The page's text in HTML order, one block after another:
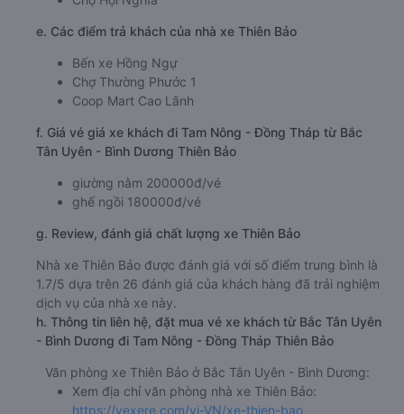
e. Các điểm trả khách của nhà xe Thiên Bảo
Bến xe Hồng Ngự
Chợ Thường Phước 1
Coop Mart Cao Lãnh
f. Giá vé giá xe khách đi Tam Nông - Đồng Tháp từ Bắc
Tân Uyên - Bình Dương Thiên Bảo
giường nằm 200000đ/vé
ghế ngồi 180000đ/vé
g. Review, đánh giá chất lượng xe Thiên Bảo
Nhà xe Thiên Bảo được đánh giá với số điểm trung bình là
1.7/5 dựa trên 26 đánh giá của khách hàng đã trải nghiệm
dịch vụ của nhà xe này.
h. Thông tin liên hệ, đặt mua vé xe khách từ Bắc Tân Uyên
- Bình Dương đi Tam Nông - Đồng Tháp Thiên Bảo
Văn phòng xe Thiên Bảo ở Bắc Tân Uyên - Bình Dương:
Xem địa chỉ văn phòng nhà xe Thiên Bảo:
https://vexere.com/vi-VN/xe-thien-bao